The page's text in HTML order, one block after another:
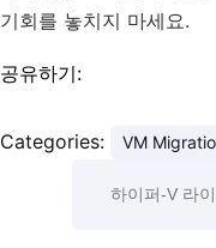
기회를 놓치지 마세요.
공유하기:
Categories: VM